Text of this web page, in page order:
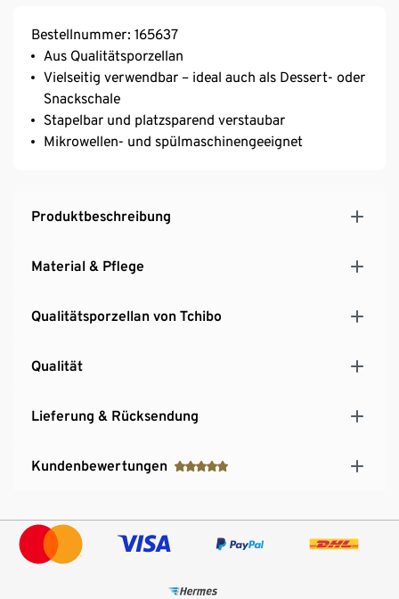
Bestellnummer: 165637
Aus Qualitätsporzellan
Vielseitig verwendbar – ideal auch als Dessert- oder
Snackschale
Stapelbar und platzsparend verstaubar
Mikrowellen- und spülmaschinengeeignet
Produktbeschreibung
Material & Pflege
Qualitätsporzellan von Tchibo
Qualität
Lieferung & Rücksendung
Kundenbewertungen